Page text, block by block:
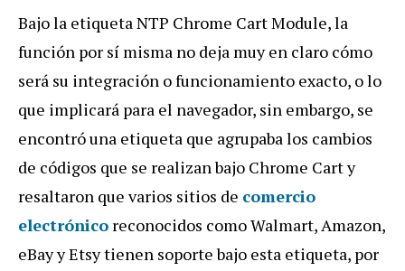
Bajo la etiqueta NTP Chrome Cart Module, la
función por sí misma no deja muy en claro cómo
será su integración o funcionamiento exacto, o lo
que implicará para el navegador, sin embargo, se
encontró una etiqueta que agrupaba los cambios
de códigos que se realizan bajo Chrome Cart y
resaltaron que varios sitios de comercio
electrónico reconocidos como Walmart, Amazon,
eBay y Etsy tienen soporte bajo esta etiqueta, por